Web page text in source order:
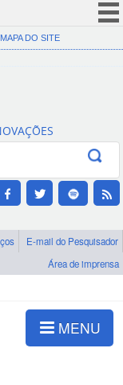
(COVID-19)
Canais
MAPA DO SITE
E-mail do Pesquisador
Área de imprensa
MENU